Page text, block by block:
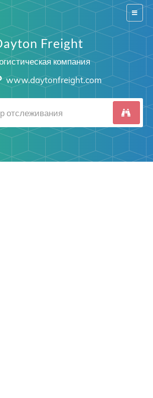
Switch
Freight
компания
www.daytonfreight.com